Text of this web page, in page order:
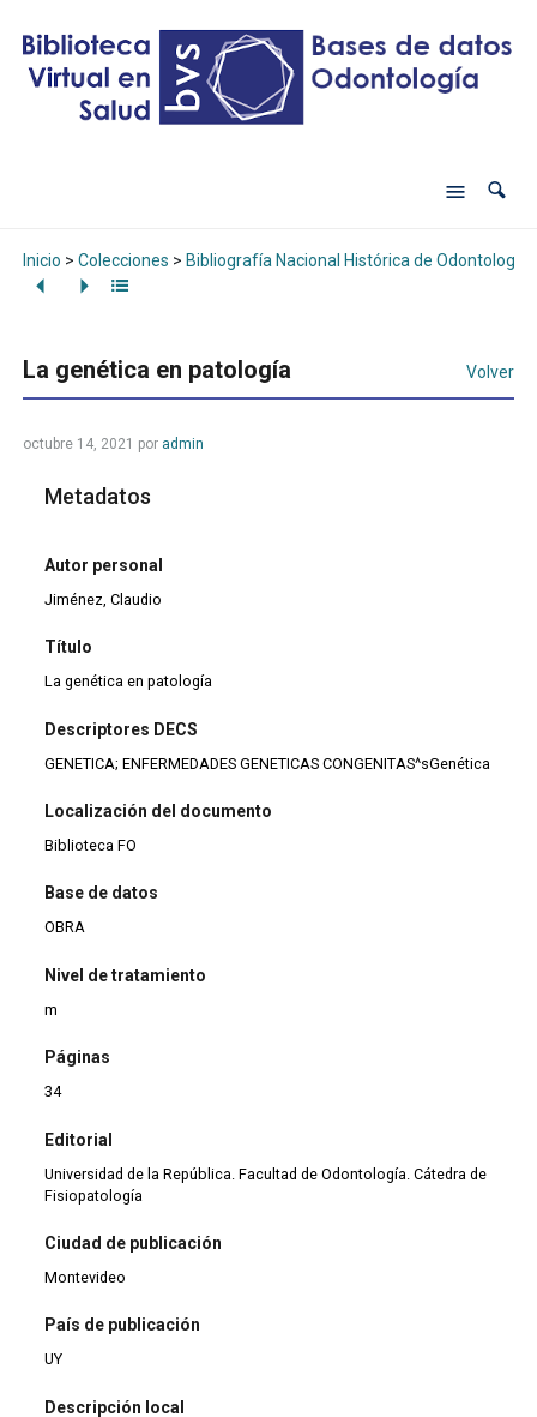
Inicio > Colecciones > Bibliografía Nacional Histórica de Odontología
La genética en patología Volver
octubre 14, 2021 por admin
Metadatos
Autor personal
Jiménez, Claudio
Título
La genética en patología
Descriptores DECS
GENETICA; ENFERMEDADES GENETICAS CONGENITAS^sGenética
Localización del documento
Biblioteca FO
Base de datos
OBRA
Nivel de tratamiento
m
Páginas
34
Editorial
Universidad de la República. Facultad de Odontología. Cátedra de
Fisiopatología
Ciudad de publicación
Montevideo
País de publicación
UY
Descripción local